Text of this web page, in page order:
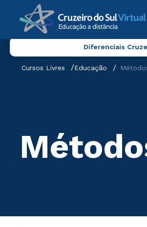
Diferenciais
Cursos Livres Educação